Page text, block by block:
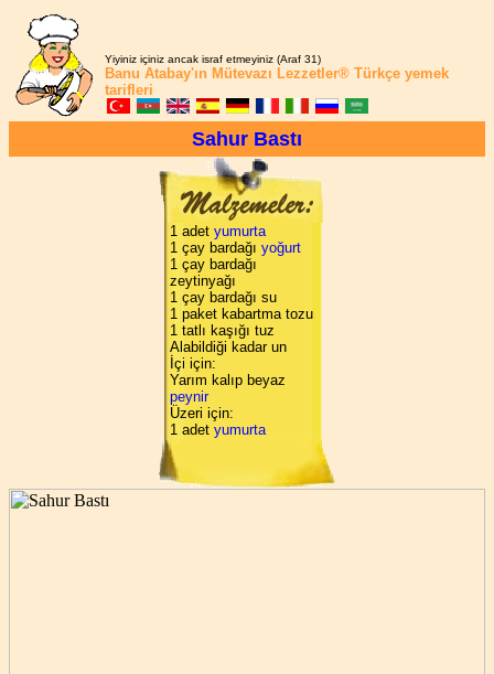
Yiyiniz içiniz ancak israf etmeyiniz (Araf 31)
Banu Atabay'ın Mütevazı Lezzetler® Türkçe yemek
tarifleri
Sahur Bastı
1 adet yumurta
1 çay bardağı yoğurt
1 çay bardağı
zeytinyağı
1 çay bardağı su
1 paket kabartma tozu
1 tatlı kaşığı tuz
Alabildiği kadar un
İçi için:
Yarım kalıp beyaz
peynir
Üzeri için:
1 adet yumurta